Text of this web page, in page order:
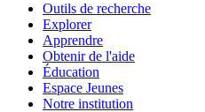
Outils de recherche
Explorer
Apprendre
Obtenir de l'aide
Éducation
Espace Jeunes
Notre institution